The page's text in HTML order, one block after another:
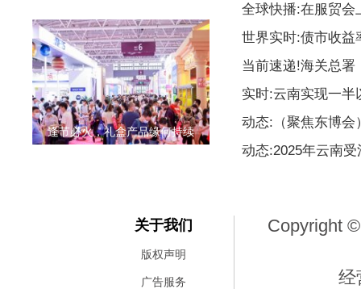
逢节必火，礼盒产品缘何持续
全球快播:在服贸会
世界实时:债市收益
当前速递!海关总署
实时:云南实现一半
动态:（聚焦东博会
动态:2025年云南
关于我们
版权声明
广告服务
Copyright
经